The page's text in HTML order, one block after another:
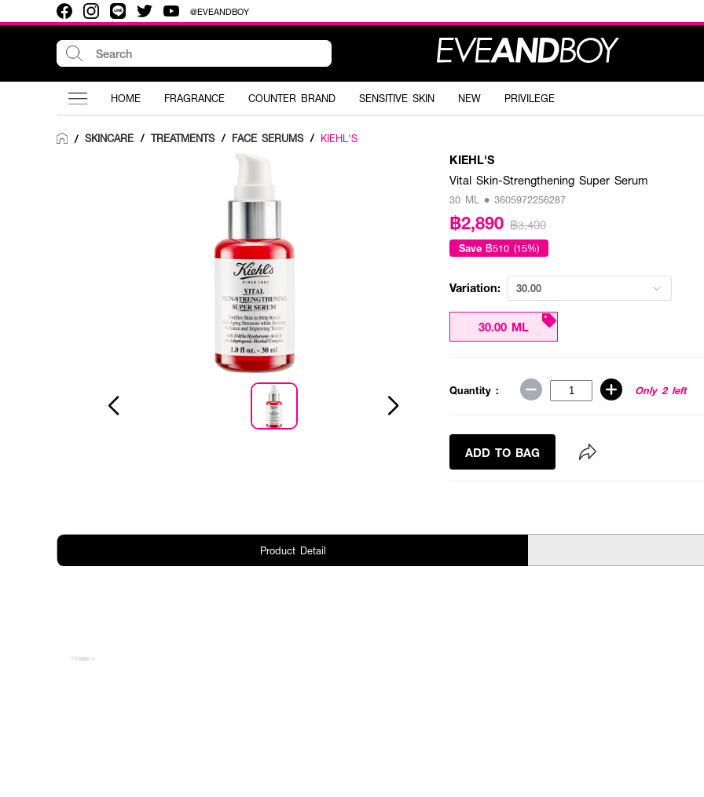
@EVEANDBOY
HOME FRAGRANCE COUNTER BRAND SENSITIVE SKIN NEW PRIVILEGE
/ SKINCARE / TREATMENTS / FACE SERUMS / KIEHL'S
KIEHL'S
Vital Skin-Strengthening Super Serum
30 ML • 3605972256287
฿2,890 ฿3,400
Save ฿510 (15%)
Variation: 30.00
30.00 ML
Quantity : Only 2 left
ADD TO BAG
Product Detail